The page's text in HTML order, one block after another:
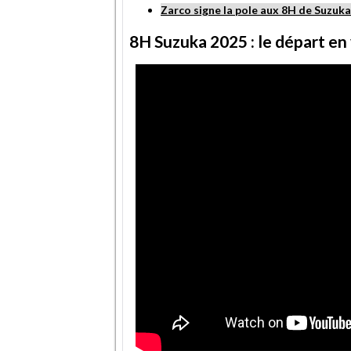
Zarco signe la pole aux 8H de
8H Suzuka 2025 : le départ